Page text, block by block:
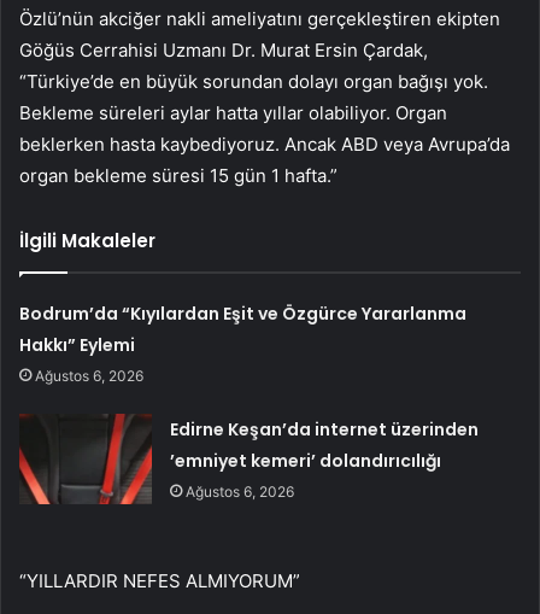
Özlü’nün akciğer nakli ameliyatını gerçekleştiren ekipten
Göğüs Cerrahisi Uzmanı Dr. Murat Ersin Çardak,
“Türkiye’de en büyük sorundan dolayı organ bağışı yok.
Bekleme süreleri aylar hatta yıllar olabiliyor. Organ
beklerken hasta kaybediyoruz. Ancak ABD veya Avrupa’da
organ bekleme süresi 15 gün 1 hafta.”
İlgili Makaleler
Bodrum’da “Kıyılardan Eşit ve Özgürce Yararlanma
Hakkı” Eylemi
Ağustos 6, 2026
Edirne Keşan’da internet üzerinden
’emniyet kemeri’ dolandırıcılığı
Ağustos 6, 2026
“YILLARDIR NEFES ALMIYORUM”